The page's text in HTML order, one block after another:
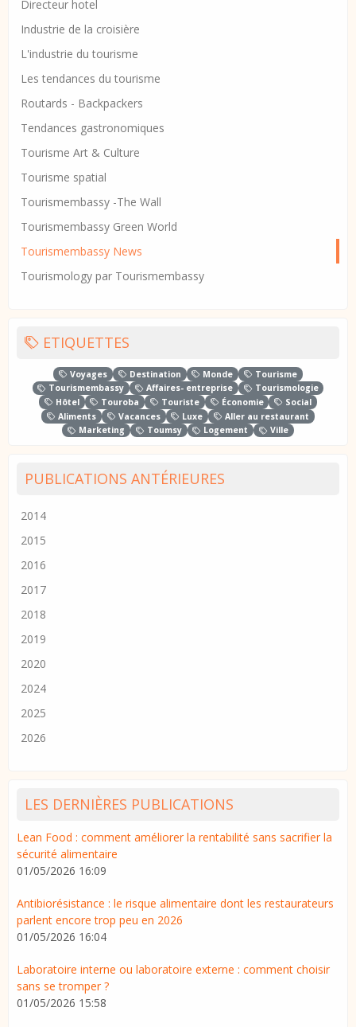
Directeur hotel
Industrie de la croisière
L'industrie du tourisme
Les tendances du tourisme
Routards - Backpackers
Tendances gastronomiques
Tourisme Art & Culture
Tourisme spatial
Tourismembassy -The Wall
Tourismembassy Green World
Tourismembassy News
Tourismology par Tourismembassy
ETIQUETTES
Voyages Destination Monde
Tourisme
Tourismembassy
Affaires- entreprise
Tourismologie
Hôtel
Touroba Touriste Économie
Social
Aliments
Vacances Luxe
Aller au restaurant
Marketing
Toumsy Logement Ville
PUBLICATIONS ANTÉRIEURES
2014
2015
2016
2017
2018
2019
2020
2024
2025
2026
LES DERNIÈRES PUBLICATIONS
Lean Food : comment améliorer la rentabilité sans sacrifier la
sécurité alimentaire
01/05/2026 16:09
Antibiorésistance : le risque alimentaire dont les restaurateurs
parlent encore trop peu en 2026
01/05/2026 16:04
Laboratoire interne ou laboratoire externe : comment choisir
sans se tromper ?
01/05/2026 15:58